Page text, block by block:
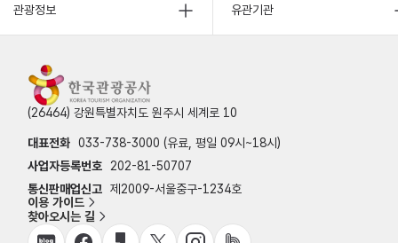
관광정보 유관기관
(26464) 강원특별자치도 원주시 세계로 10
대표전화 033-738-3000 (유료, 평일 09시~18시)
사업자등록번호
202-81-50707
통신판매업신고 제2009-서울중구-1234호
이용 가이드
찾아오시는 길